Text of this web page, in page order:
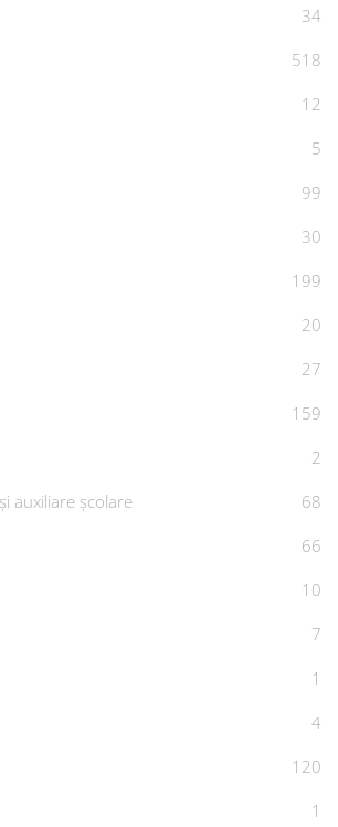
34
518
12
5
99
30
199
20
27
159
2
auxiliare școlare
68
66
10
7
1
4
120
1